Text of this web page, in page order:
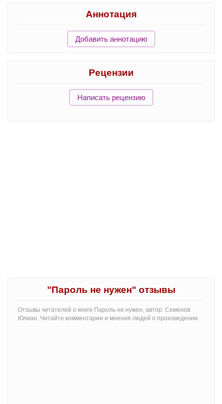
Аннотация
Добавить аннотацию
Рецензии
Написать рецензию
"Пароль не нужен" отзывы
Отзывы читателей о книге Пароль не нужен, автор: Семенов
Юлиан. Читайте комментарии и мнения людей о произведении.